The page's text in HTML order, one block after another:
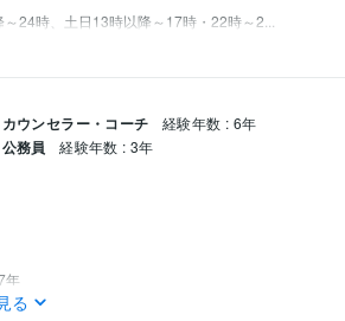
24時、土日13時以降～17時・22時～2...
ウンセラー・コーチ 経験年数 : 6年
務員 経験年数 : 3年
年
年
る